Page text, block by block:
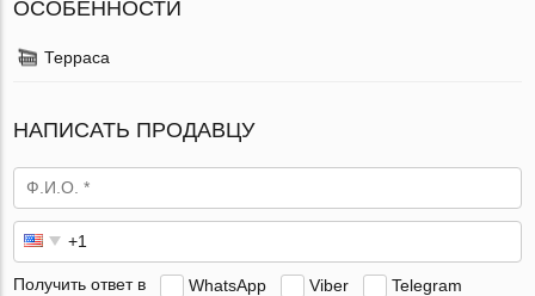
ОСОБЕННОСТИ
Терраса
НАПИСАТЬ ПРОДАВЦУ
Получить ответ в WhatsApp Viber Telegram